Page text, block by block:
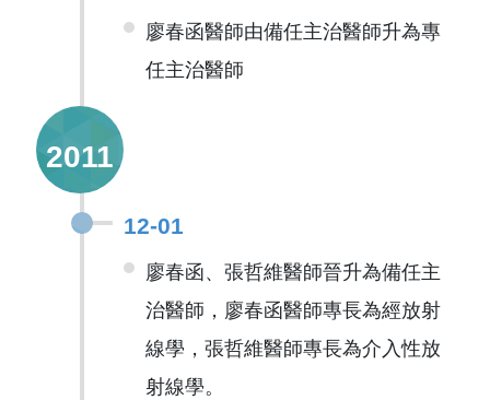
廖春函醫師由備任主治醫師升為專
任主治醫師
2011
12-01
廖春函、張哲維醫師晉升為備任主
治醫師，廖春函醫師專長為經放射
線學，張哲維醫師專長為介入性放
射線學。